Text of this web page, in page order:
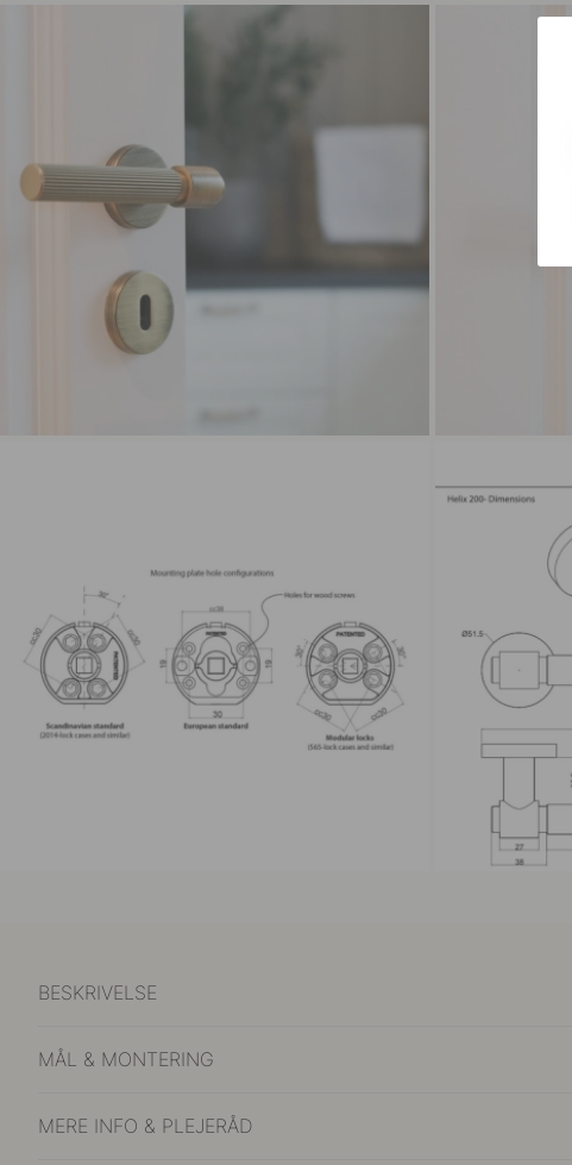
BESKRIVELSE
MÅL & MONTERING
MERE INFO & PLEJERÅD